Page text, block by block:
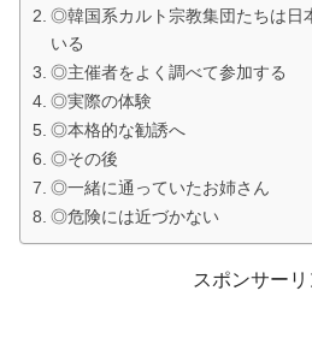
◎韓国系カルト宗教集団たちは日
いる
◎主催者をよく調べて参加する
◎実際の体験
◎本格的な勧誘へ
◎その後
◎一緒に通っていたお姉さん
◎危険には近づかない
スポンサーリ